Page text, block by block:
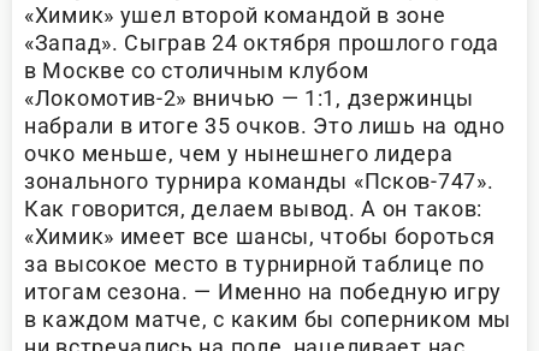
«Химик» ушел второй командой в зоне
«Запад». Сыграв 24 октября прошлого года
в Москве со столичным клубом
«Локомотив-2» вничью — 1:1, дзержинцы
набрали в итоге 35 очков. Это лишь на одно
очко меньше, чем у нынешнего лидера
зонального турнира команды «Псков-747».
Как говорится, делаем вывод. А он таков:
«Химик» имеет все шансы, чтобы бороться
за высокое место в турнирной таблице по
итогам сезона. — Именно на победную игру
в каждом матче, с каким бы соперником мы